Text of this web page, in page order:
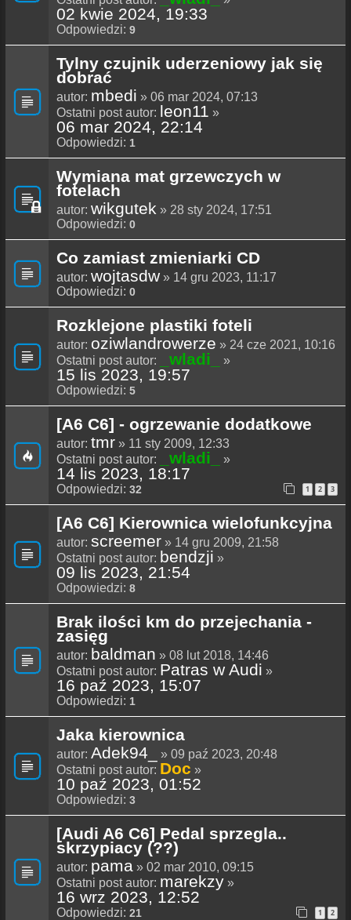
02 kwie 2024, 19:33
Odpowiedzi: 9
Tylny czujnik uderzeniowy jak się
dobrać
autor: mbedi » 06 mar 2024, 07:13
Ostatni post autor: leon11 »
06 mar 2024, 22:14
Odpowiedzi: 1
Wymiana mat grzewczych w
fotelach
autor: wikgutek » 28 sty 2024, 17:51
Odpowiedzi: 0
Co zamiast zmieniarki CD
autor: wojtasdw » 14 gru 2023, 11:17
Odpowiedzi: 0
Rozklejone plastiki foteli
autor: oziwlandrowerze » 24 cze 2021, 10:16
Ostatni post autor:
_wladi_ »
15 lis 2023, 19:57
Odpowiedzi: 5
[A6 C6] - ogrzewanie dodatkowe
autor: tmr » 11 sty 2009, 12:33
Ostatni post autor:
_wladi_ »
14 lis 2023, 18:17
Odpowiedzi: 32 1 2 3
[A6 C6] Kierownica wielofunkcyjna
autor: screemer » 14 gru 2009, 21:58
Ostatni post autor: bendzji »
09 lis 2023, 21:54
Odpowiedzi: 8
Brak ilości km do przejechania -
zasięg
autor: baldman » 08 lut 2018, 14:46
Ostatni post autor: Patras w Audi »
16 paź 2023, 15:07
Odpowiedzi: 1
Jaka kierownica
autor: Adek94_
» 09 paź 2023, 20:48
Ostatni post autor: Doc »
10 paź 2023, 01:52
Odpowiedzi: 3
[Audi A6 C6] Pedal sprzegla..
skrzypiacy (??)
autor: pama » 02 mar 2010, 09:15
Ostatni post autor: marekzy »
16 wrz 2023, 12:52
Odpowiedzi: 21 1 2